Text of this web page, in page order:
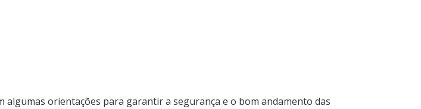
algumas orientações para garantir a segurança e o bom andamento das